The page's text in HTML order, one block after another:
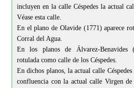
incluyen en la calle Céspedes la actual
Véase esta calle.
En el plano de Olavide (1771) aparece
Corral del Agua.
En los planos de Álvarez-Benavides
rotulada como calle de los Céspedes.
En dichos planos, la actual calle
confluencia con la actual calle Virgen